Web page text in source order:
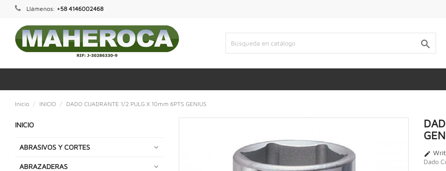
Llámenos: +58 4146002468

Inicio INICIO DADO CUADRANTE 1/2 PULG X 10mm 6PTS GENIUS
INICIO
ABRASIVOS Y CORTES
ABRAZADERAS

Dado